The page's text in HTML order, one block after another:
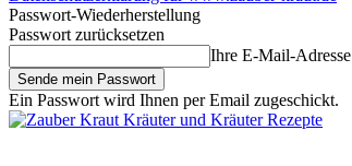
Passwort-Wiederherstellung
Passwort zurücksetzen
Ihre E-Mail-Adresse
Ein Passwort wird Ihnen per Email zugeschickt.
Kräuter und Kräuter Rezepte